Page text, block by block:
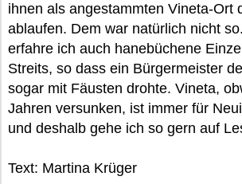
ihnen als angestammten Vineta-Ort
ablaufen. Dem war natürlich nicht
erfahre ich auch hanebüchene
Streits, so dass ein Bürgermeister
sogar mit Fäusten drohte. Vineta,
Jahren versunken, ist immer für
und deshalb gehe ich so gern auf
Text: Martina Krüger